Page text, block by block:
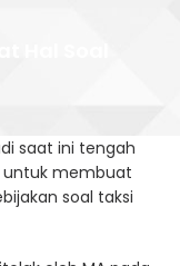
saat ini tengah
untuk membuat
soal taksi